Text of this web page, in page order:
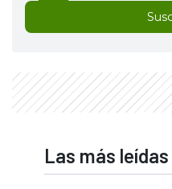
Las más leídas